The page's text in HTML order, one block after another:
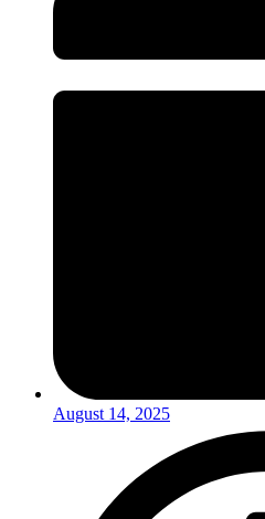
August 14, 2025